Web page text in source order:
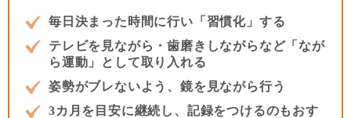
毎日決まった時間に行い「習慣化」する
テレビを見ながら・歯磨きしながらなど「なが
ら運動」として取り入れる
姿勢がブレないよう、鏡を見ながら行う
3カ月を目安に継続し、記録をつけるのもおす